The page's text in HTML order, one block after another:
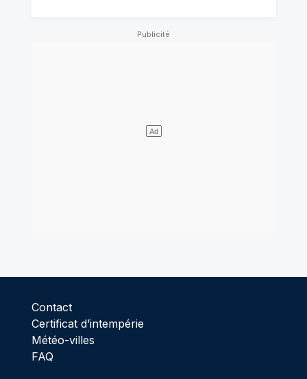
Contact
Certificat d’intempérie
Météo-villes
FAQ